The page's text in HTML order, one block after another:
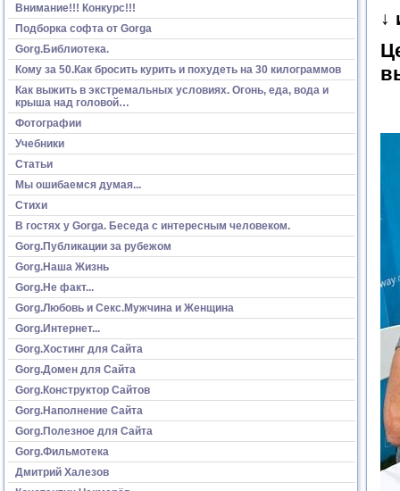
Внимание!!! Конкурс!!!
Подборка софта от Gorga
Gorg.Библиотека.
Кому за 50.Как бросить курить и похудеть на 30 килограммов
Как выжить в экстремальных условиях. Огонь, еда, вода и
крыша над головой…
Фотографии
Учебники
Статьи
Мы ошибаемся думая...
Стихи
В гостях у Gorga. Беседа с интересным человеком.
Gorg.Публикации за рубежом
Gorg.Наша Жизнь
Gorg.Не факт...
Gorg.Любовь и Секс.Мужчина и Женщина
Gorg.Интернет...
Gorg.Хостинг для Сайта
Gorg.Домен для Сайта
Gorg.Конструктор Сайтов
Gorg.Наполнение Сайта
Gorg.Полезное для Сайта
Gorg.Фильмотека
Дмитрий Халезов
↓